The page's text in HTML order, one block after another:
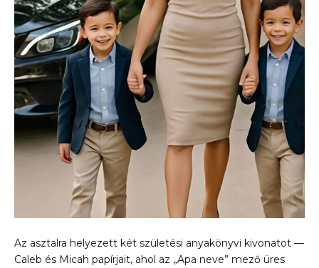
Az asztalra helyezett két születési anyakönyvi kivonatot —
Caleb és Micah papírjait, ahol az „Apa neve” mező üres